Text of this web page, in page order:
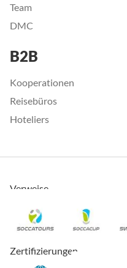
Team
DMC
B2B
Kooperationen
Reisebüros
Hoteliers
Verweise
Zertifizierungen